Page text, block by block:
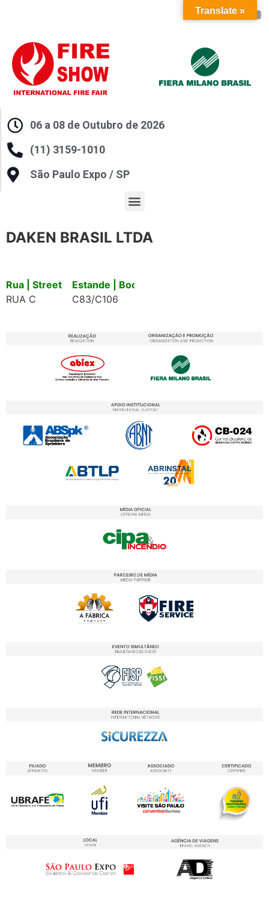
06 a 08 de Outubro de 2026
(11) 3159-1010
São Paulo Expo / SP
DAKEN BRASIL LTDA
Rua | Street
RUA C
Estande | Booth
C83/C106
Translate »